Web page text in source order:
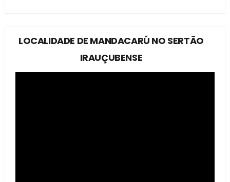
LOCALIDADE DE MANDACARÚ NO SERTÃO
IRAUÇUBENSE